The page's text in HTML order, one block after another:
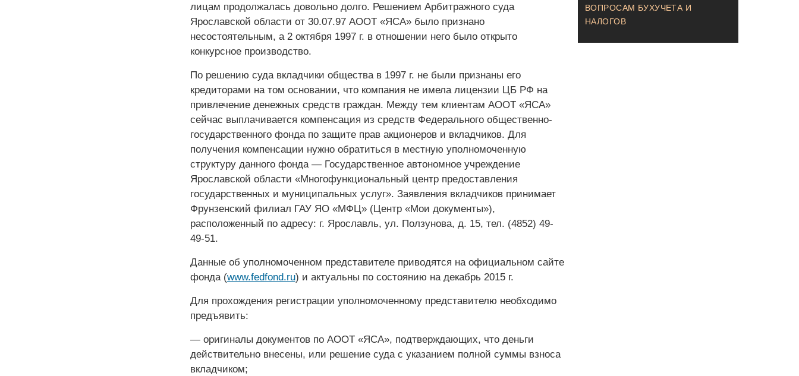
лицам продолжалась довольно долго. Решением Арбитражного суда
Ярославской области от 30.07.97 АООТ «ЯСА» было признано
несостоятельным, а 2 октября 1997 г. в отношении него было открыто
конкурсное производство.
По решению суда вкладчики общества в 1997 г. не были признаны его
кредиторами на том основании, что компания не имела лицензии ЦБ РФ на
привлечение денежных средств граждан. Между тем клиентам АООТ «ЯСА»
сейчас выплачивается компенсация из средств Федерального общественно-
государственного фонда по защите прав акционеров и вкладчиков. Для
получения компенсации нужно обратиться в местную уполномоченную
структуру данного фонда — Государственное автономное учреждение
Ярославской области «Многофункциональный центр предоставления
государственных и муниципальных услуг». Заявления вкладчиков принимает
Фрунзенский филиал ГАУ ЯО «МФЦ» (Центр «Мои документы»),
расположенный по адресу: г. Ярославль, ул. Ползунова, д. 15, тел. (4852) 49-
49-51.
Данные об уполномоченном представителе приводятся на официальном сайте
фонда (www.fedfond.ru) и актуальны по состоянию на декабрь 2015 г.
Для прохождения регистрации уполномоченному представителю необходимо
предъявить:
— оригиналы документов по АООТ «ЯСА», подтверждающих, что деньги
действительно внесены, или решение суда с указанием полной суммы взноса
вкладчиком;
ВОПРОСАМ БУХУЧЕТА И
НАЛОГОВ